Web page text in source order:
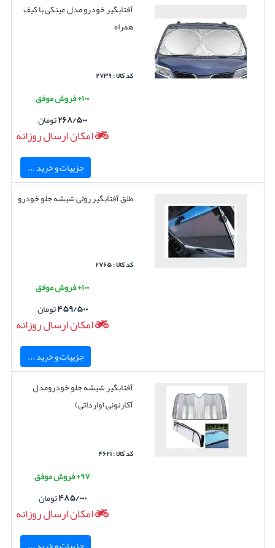
آفتابگیر خودرو مدل عینکی با کیف
همراه
کد کالا : ۲۷۳۹
۱۰۰+ فروش موفق
۲۶۸/۵۰۰تومان
امکان ارسال روزانه
جزییات و خرید ...
طلق آفتابگیر رولی شیشه جلو خودرو
کد کالا : ۲۷۶۵
۱۰۰+ فروش موفق
۴۵۹/۵۰۰تومان
امکان ارسال روزانه
جزییات و خرید ...
آفتابگیر شیشه جلو خودرومدل
آکارئونی (وارداتی)
کد کالا : ۴۶۲۱
۹۷+ فروش موفق
۴۸۵/۰۰۰تومان
امکان ارسال روزانه